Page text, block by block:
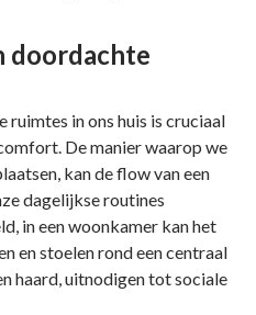
doordachte
ruimtes in ons huis is cruciaal
De manier waarop we
kan de flow van een
dagelijkse routines
in een woonkamer kan het
en stoelen rond een centraal
haard, uitnodigen tot sociale